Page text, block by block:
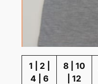
1 | 2 |
4 | 6
8 | 10
| 12